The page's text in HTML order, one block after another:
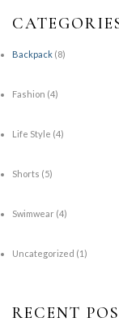
Backpack (8)
Fashion (4)
Life Style (4)
Shorts (5)
Swimwear (4)
Uncategorized (1)
RECENT